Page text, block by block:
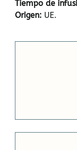
Tiempo de
Origen: UE.